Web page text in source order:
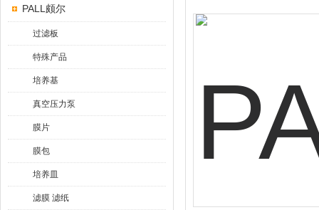
PALL颇尔
过滤板
特殊产品
培养基
真空压力泵
膜片
膜包
培养皿
滤膜 滤纸